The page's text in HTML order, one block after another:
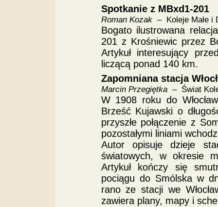
Spotkanie z MBxd1-201
Roman Kozak– Koleje Małe i
Bogato ilustrowana
201 z Krośniewic przez
Artykuł interesujący
liczącą ponad 140 km.
Zapomniana stacja
Marcin Przegiętka– Świat
W 1908 roku do
Brześć Kujawski o
przyszłe połączenie z
pozostałymi liniami
Autor opisuje dzieje
światowych, w okresie
Artykuł kończy się
pociągu do Smólska w
rano ze stacji we
zawiera plany, mapy i